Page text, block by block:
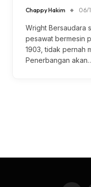
Chappy Hakim 06/
Wright Bersaudara
pesawat bermesin
1903, tidak pernah
Penerbangan